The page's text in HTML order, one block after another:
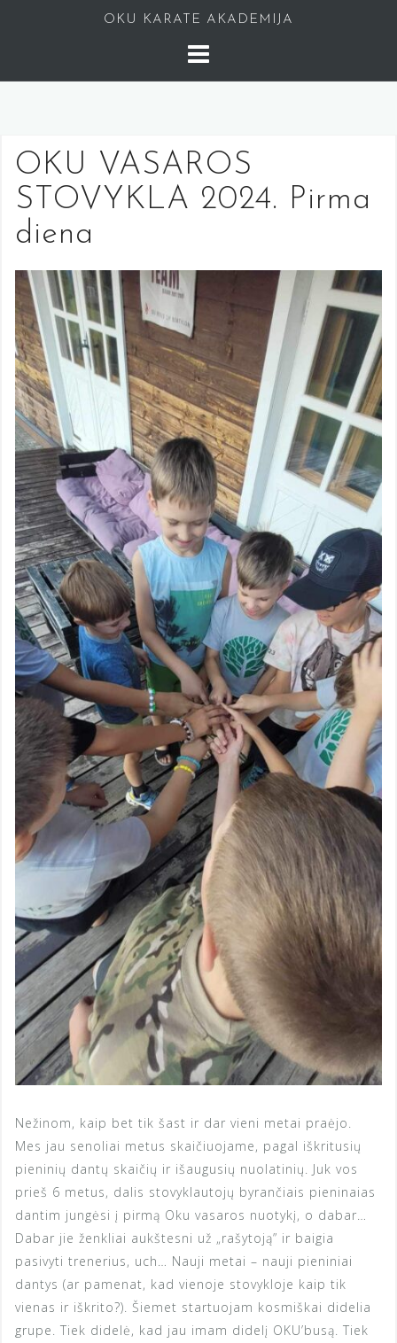
OKU KARATE AKADEMIJA
OKU VASAROS
STOVYKLA 2024. Pirma
diena
Nežinom, kaip bet tik šast ir dar vieni metai praėjo.
Mes jau senoliai metus skaičiuojame, pagal iškritusių
pieninių dantų skaičių ir išaugusių nuolatinių. Juk vos
prieš 6 metus, dalis stovyklautojų byrančiais pieninaias
dantim jungėsi į pirmą Oku vasaros nuotykį, o dabar…
Dabar jie ženkliai aukštesni už „rašytoją” ir baigia
pasivyti trenerius, uch… Nauji metai – nauji pieniniai
dantys (ar pamenat, kad vienoje stovykloje kaip tik
vienas ir iškrito?). Šiemet startuojam kosmiškai didelia
grupe. Tiek didelė, kad jau imam didelį OKU’busą. Tiek